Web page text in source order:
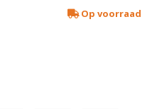
Op voorraad